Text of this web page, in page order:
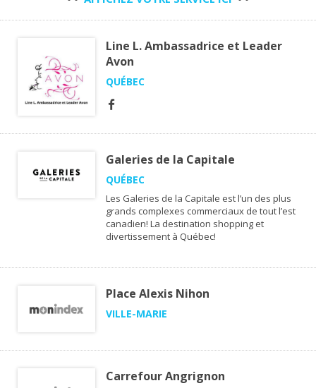
Line L. Ambassadrice et Leader
Avon
QUÉBEC
Galeries de la Capitale
QUÉBEC
Les Galeries de la Capitale est l’un des plus
grands complexes commerciaux de tout l’est
canadien! La destination shopping et
divertissement à Québec!
Place Alexis Nihon
VILLE-MARIE
Carrefour Angrignon